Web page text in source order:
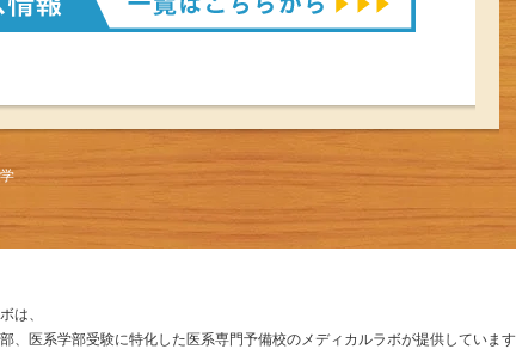
は、
、医系学部受験に特化した医系専門予備校のメディカルラボが提供していま